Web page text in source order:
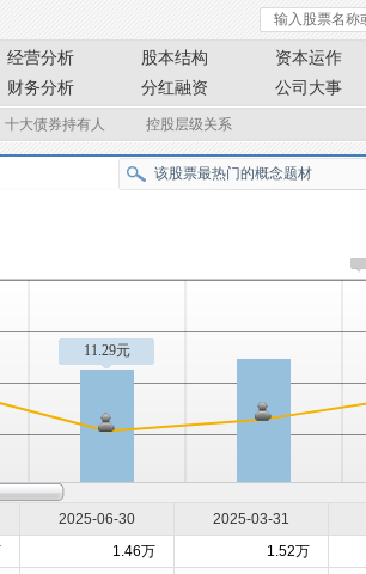
经营分析 股本结构 资本运作
财务分析 分红融资 公司大事
十大债券持有人 控股层级关系
11.29元
2025-06-30 2025-03-31
1.46万 1.52万